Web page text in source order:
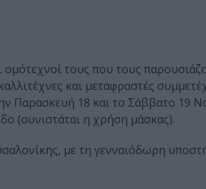
τους που τους
και μεταφραστές
Παρασκευή 18 και το Σάββατο 19
(συνιστάται η χρήση μάσκας).
με τη γενναιόδωρη